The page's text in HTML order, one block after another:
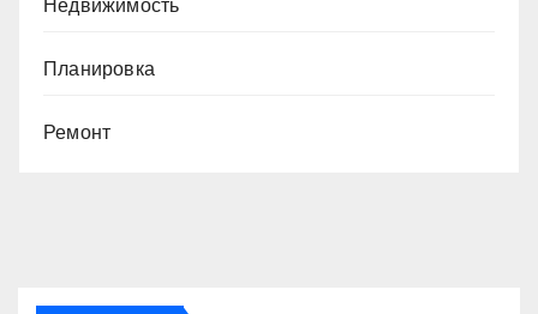
Недвижимость
Планировка
Ремонт